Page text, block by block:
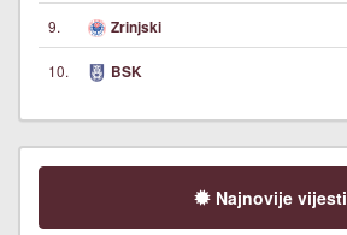
9. Zrinjski
10. BSK
Najnovije vijesti